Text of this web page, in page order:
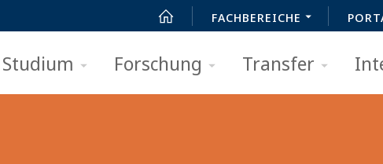
FACHBEREICHE
Studium Forschung Transfer